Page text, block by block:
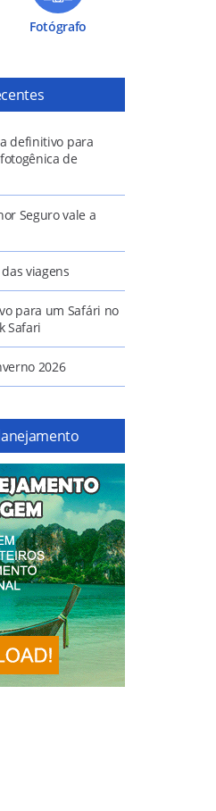
Fotógrafo
definitivo para
de
Seguro vale a
viagens
para um Safári no
Safari
2026